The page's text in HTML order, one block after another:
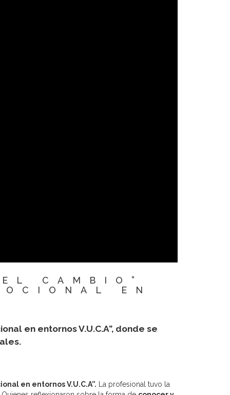
CAMBIO”
EN
en entornos V.U.C.A”, donde se
en entornos V.U.C.A”. La profesional tuvo la